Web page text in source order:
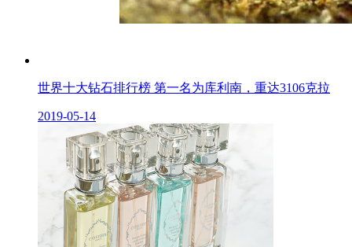
世界十大钻石排行榜 第一名为库利南，重达3106克拉
2019-05-14